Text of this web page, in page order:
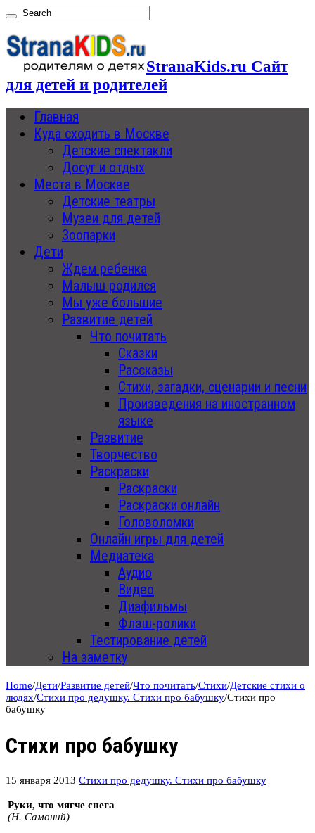
StranaKids.ru Сайт
для детей и родителей
Главная
Куда сходить в Москве
Детские спектакли
Досуг и отдых
Места в Москве
Детские театры
Музеи для детей
Зоопарки
Дети
Ждем ребенка
Малыш родился
Мы уже большие
Развитие детей
Что почитать
Сказки
Рассказы
Стихи, загадки, сценарии и песни
Произведения на иностранном
языке
Развитие
Творчество
Раскраски
Раскраски
Раскраски онлайн
Головоломки
Онлайн игры для детей
Медиатека
Аудио
Видео
Диафильмы
Флэш-ролики
Тестирование детей
На заметку
Home/Дети/Развитие детей/Что почитать/Стихи/Детские стихи о
людях/Стихи про дедушку. Стихи про бабушку/Стихи про
бабушку
Стихи про бабушку
15 января 2013 Стихи про дедушку. Стихи про бабушку
Руки, что мягче снега
(Н. Самоний)